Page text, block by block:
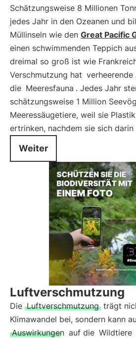
Schätzungsweise 8 Millionen
jedes Jahr in den Ozeanen und
Müllinseln wie den Great Pacific
einen schwimmenden Teppich
dreimal so groß ist wie
Verschmutzung hat verheerende
die Meeresfauna . Jedes Jahr
schätzungsweise 1 Million
Meeressäugetiere, weil sie
ertrinken, nachdem sie sich
Weiter
Luftverschmutzung
Die Luftverschmutzung trägt
Klimawandel bei, sondern kann
Auswirkungen auf die Wildtiere